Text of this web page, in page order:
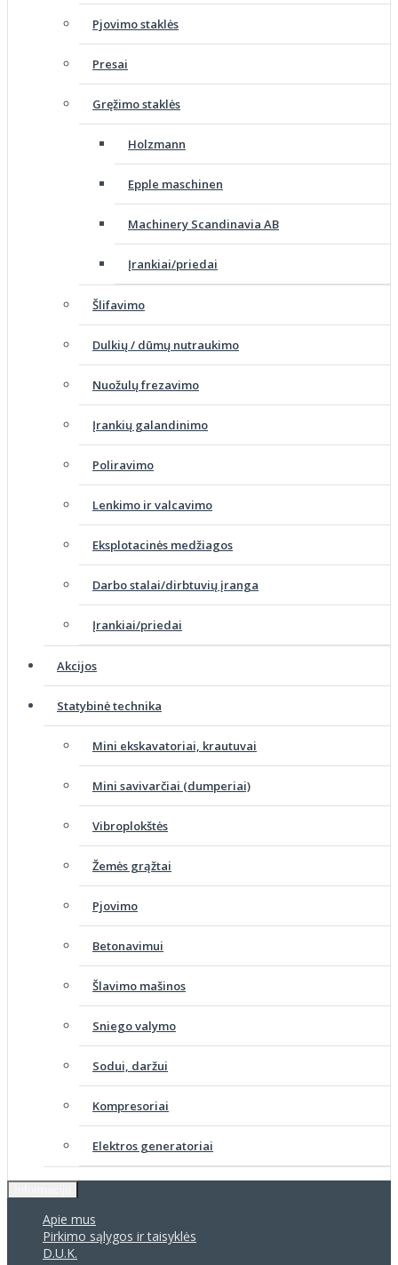
Pjovimo staklės
Presai
Gręžimo staklės
Holzmann
Epple maschinen
Machinery Scandinavia AB
Įrankiai/priedai
Šlifavimo
Dulkių / dūmų nutraukimo
Nuožulų frezavimo
Įrankių galandinimo
Poliravimo
Lenkimo ir valcavimo
Eksplotacinės medžiagos
Darbo stalai/dirbtuvių įranga
Įrankiai/priedai
Akcijos
Statybinė technika
Mini ekskavatoriai, krautuvai
Mini savivarčiai (dumperiai)
Vibroplokštės
Žemės grąžtai
Pjovimo
Betonavimui
Šlavimo mašinos
Sniego valymo
Sodui, daržui
Kompresoriai
Elektros generatoriai
Apie mus
Pirkimo sąlygos ir taisyklės
D.U.K.